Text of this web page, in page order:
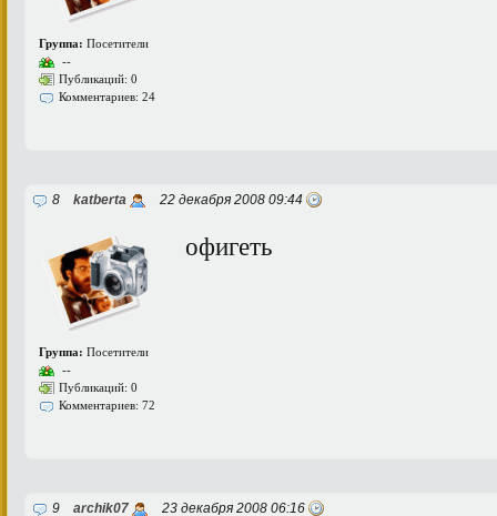
Группа: Посетители
--
Публикаций: 0
Комментариев: 24
8 katberta 22 декабря 2008 09:44
Группа: Посетители
--
Публикаций: 0
Комментариев: 72
офигеть
9 archik07 23 декабря 2008 06:16